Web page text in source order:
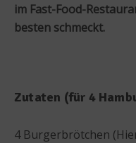
im Fast-Food-
besten schmeckt.
Zutaten (für 4
4 Burgerbrötchen